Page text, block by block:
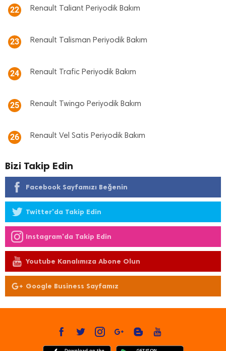
22 Renault Taliant Periyodik Bakım
23 Renault Talisman Periyodik Bakım
24 Renault Trafic Periyodik Bakım
25 Renault Twingo Periyodik Bakım
26 Renault Vel Satis Periyodik Bakım
Bizi Takip Edin
Facebook Sayfamızı Beğenin
Twitter'da Takip Edin
Instagram'da Takip Edin
Youtube Kanalımıza Abone Olun
Google Business Sayfamız